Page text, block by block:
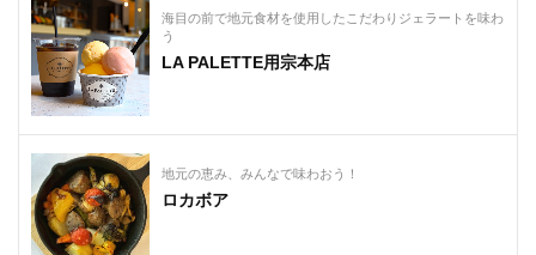
海目の前で地元食材を使用したこだわりジェラートを味わ
う
LA PALETTE用宗本店
地元の恵み、みんなで味わおう！
ロカボア